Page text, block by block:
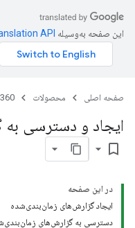
این صفحه به‌وسیله
صفحه اصلی محصولات
ایجاد و دسترسی
bookmark_border
در این صفحه
ایجاد گزارش‌های زمان‌بندی‌شده
دسترسی به گزارش‌های